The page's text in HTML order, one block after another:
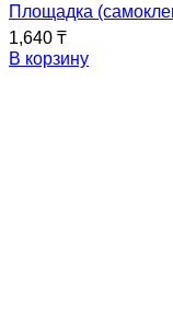
Площадка
1,640 ₸
В корзину